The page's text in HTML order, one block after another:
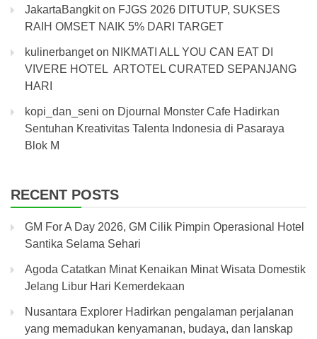
JakartaBangkiton FJGS 2026 DITUTUP, SUKSES
RAIH OMSET NAIK 5% DARI TARGET
kulinerbangeton NIKMATI ALL YOU CAN EAT DI
VIVERE HOTEL ARTOTEL CURATED SEPANJANG
HARI
kopi_dan_seni on Djournal Monster Cafe Hadirkan
Sentuhan Kreativitas Talenta Indonesia di Pasaraya
Blok M
RECENT POSTS
GM For A Day 2026, GM Cilik Pimpin Operasional Hotel
Santika Selama Sehari
Agoda Catatkan Minat Kenaikan Minat Wisata Domestik
Jelang Libur Hari Kemerdekaan
Nusantara Explorer Hadirkan pengalaman perjalanan
yang memadukan kenyamanan, budaya, dan lanskap